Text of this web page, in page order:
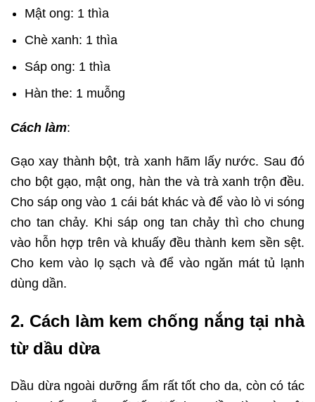
Mật ong: 1 thìa
Chè xanh: 1 thìa
Sáp ong: 1 thìa
Hàn the: 1 muỗng
Cách làm:
Gạo xay thành bột, trà xanh hãm lấy nước. Sau đó
cho bột gạo, mật ong, hàn the và trà xanh trộn đều.
Cho sáp ong vào 1 cái bát khác và để vào lò vi sóng
cho tan chảy. Khi sáp ong tan chảy thì cho chung
vào hỗn hợp trên và khuấy đều thành kem sền sệt.
Cho kem vào lọ sạch và để vào ngăn mát tủ lạnh
dùng dần.
2. Cách làm kem chống nắng tại nhà
từ dầu dừa
Dầu dừa ngoài dưỡng ẩm rất tốt cho da, còn có tác